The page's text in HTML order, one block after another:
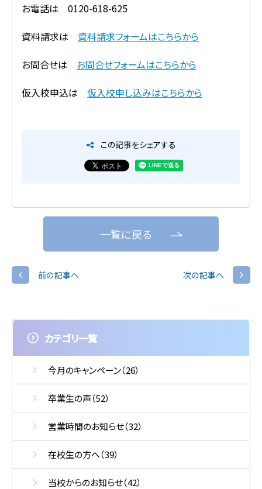
お電話は 0120-618-625
資料請求は 資料請求フォームはこちらから
お問合せは お問合せフォームはこちらから
仮入校申込は 仮入校申し込みはこちらから
この記事をシェアする
一覧に戻る
前の記事へ 次の記事へ
カテゴリ一覧
今月のキャンペーン（26）
卒業生の声（52）
営業時間のお知らせ（32）
在校生の方へ（39）
当校からのお知らせ（42）